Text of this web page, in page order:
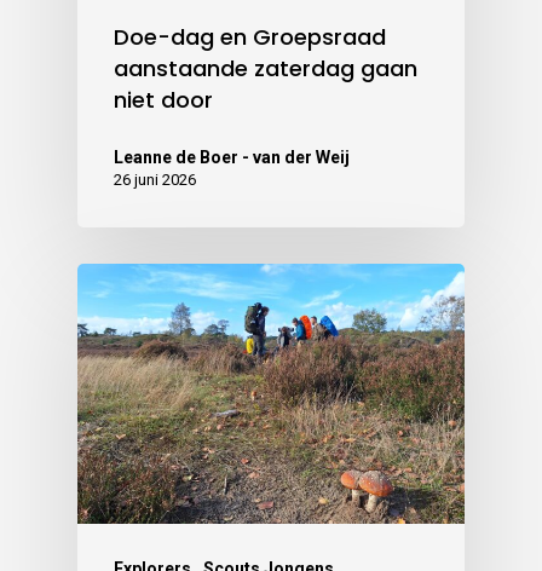
Doe-dag en Groepsraad
aanstaande zaterdag gaan
niet door
Leanne de Boer - van der Weij
26 juni 2026